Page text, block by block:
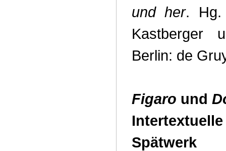
und her. Hg.
Kastberger
Berlin: de
Figaro und
Spätwerk